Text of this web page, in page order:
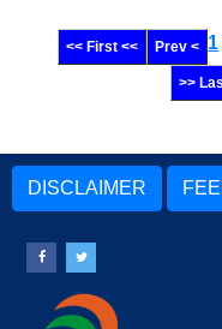
<< First << Prev < 1
>>
DISCLAIMER